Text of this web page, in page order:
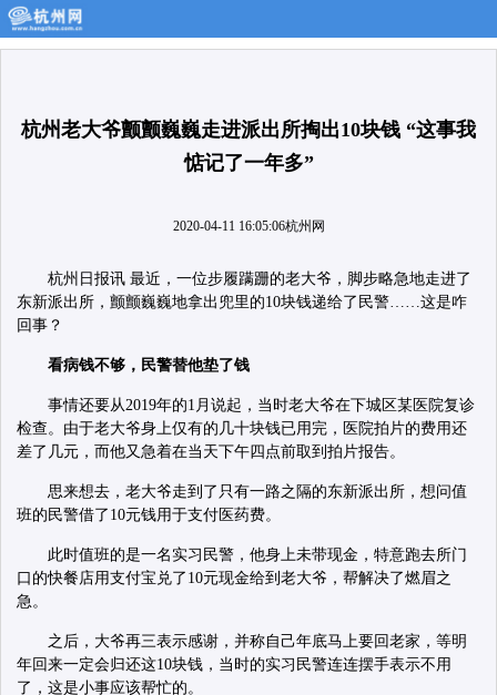
杭州老大爷颤颤巍巍走进派出所掏出10块钱 “这事我
惦记了一年多”
2020-04-11 16:05:06杭州网
杭州日报讯 最近，一位步履蹒跚的老大爷，脚步略急地走进了
东新派出所，颤颤巍巍地拿出兜里的10块钱递给了民警……这是咋
回事？
看病钱不够，民警替他垫了钱
事情还要从2019年的1月说起，当时老大爷在下城区某医院复诊
检查。由于老大爷身上仅有的几十块钱已用完，医院拍片的费用还
差了几元，而他又急着在当天下午四点前取到拍片报告。
思来想去，老大爷走到了只有一路之隔的东新派出所，想问值
班的民警借了10元钱用于支付医药费。
此时值班的是一名实习民警，他身上未带现金，特意跑去所门
口的快餐店用支付宝兑了10元现金给到老大爷，帮解决了燃眉之
急。
之后，大爷再三表示感谢，并称自己年底马上要回老家，等明
年回来一定会归还这10块钱，当时的实习民警连连摆手表示不用
了，这是小事应该帮忙的。